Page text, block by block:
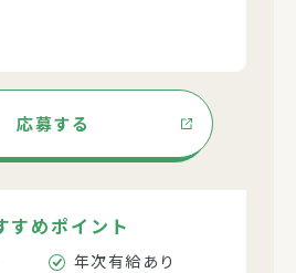
応募する
すめポイント
年次有給あり